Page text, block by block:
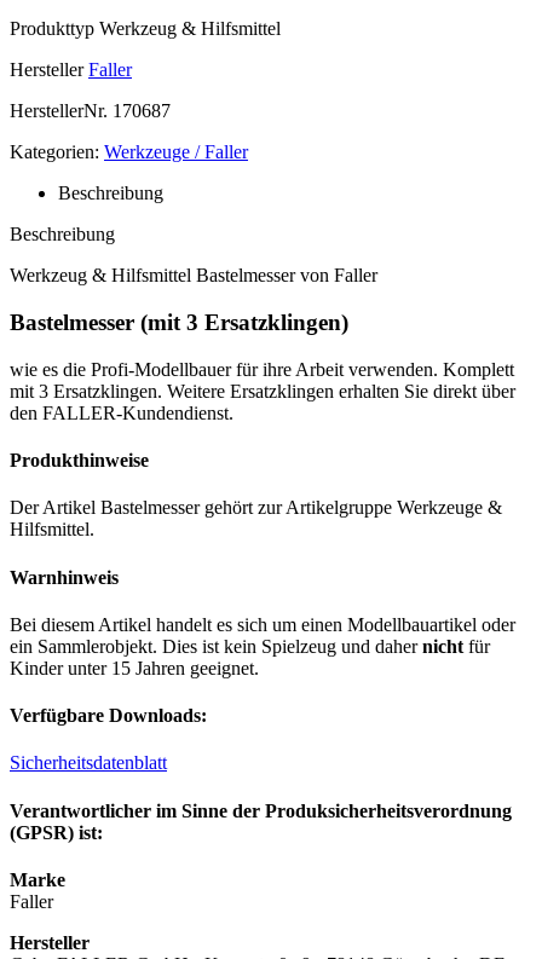
Produkttyp Werkzeug & Hilfsmittel
Hersteller Faller
HerstellerNr. 170687
Kategorien: Werkzeuge / Faller
Beschreibung
Beschreibung
Werkzeug & Hilfsmittel Bastelmesser von Faller
Bastelmesser (mit 3 Ersatzklingen)
wie es die Profi-Modellbauer für ihre Arbeit verwenden. Komplett
mit 3 Ersatzklingen. Weitere Ersatzklingen erhalten Sie direkt über
den FALLER-Kundendienst.
Produkthinweise
Der Artikel Bastelmesser gehört zur Artikelgruppe Werkzeuge &
Hilfsmittel.
Warnhinweis
Bei diesem Artikel handelt es sich um einen Modellbauartikel oder
ein Sammlerobjekt. Dies ist kein Spielzeug und dahernicht für
Kinder unter 15 Jahren geeignet.
Verfügbare Downloads:
Sicherheitsdatenblatt
Verantwortlicher im Sinne der Produksicherheitsverordnung
(GPSR) ist:
Marke
Faller
Hersteller